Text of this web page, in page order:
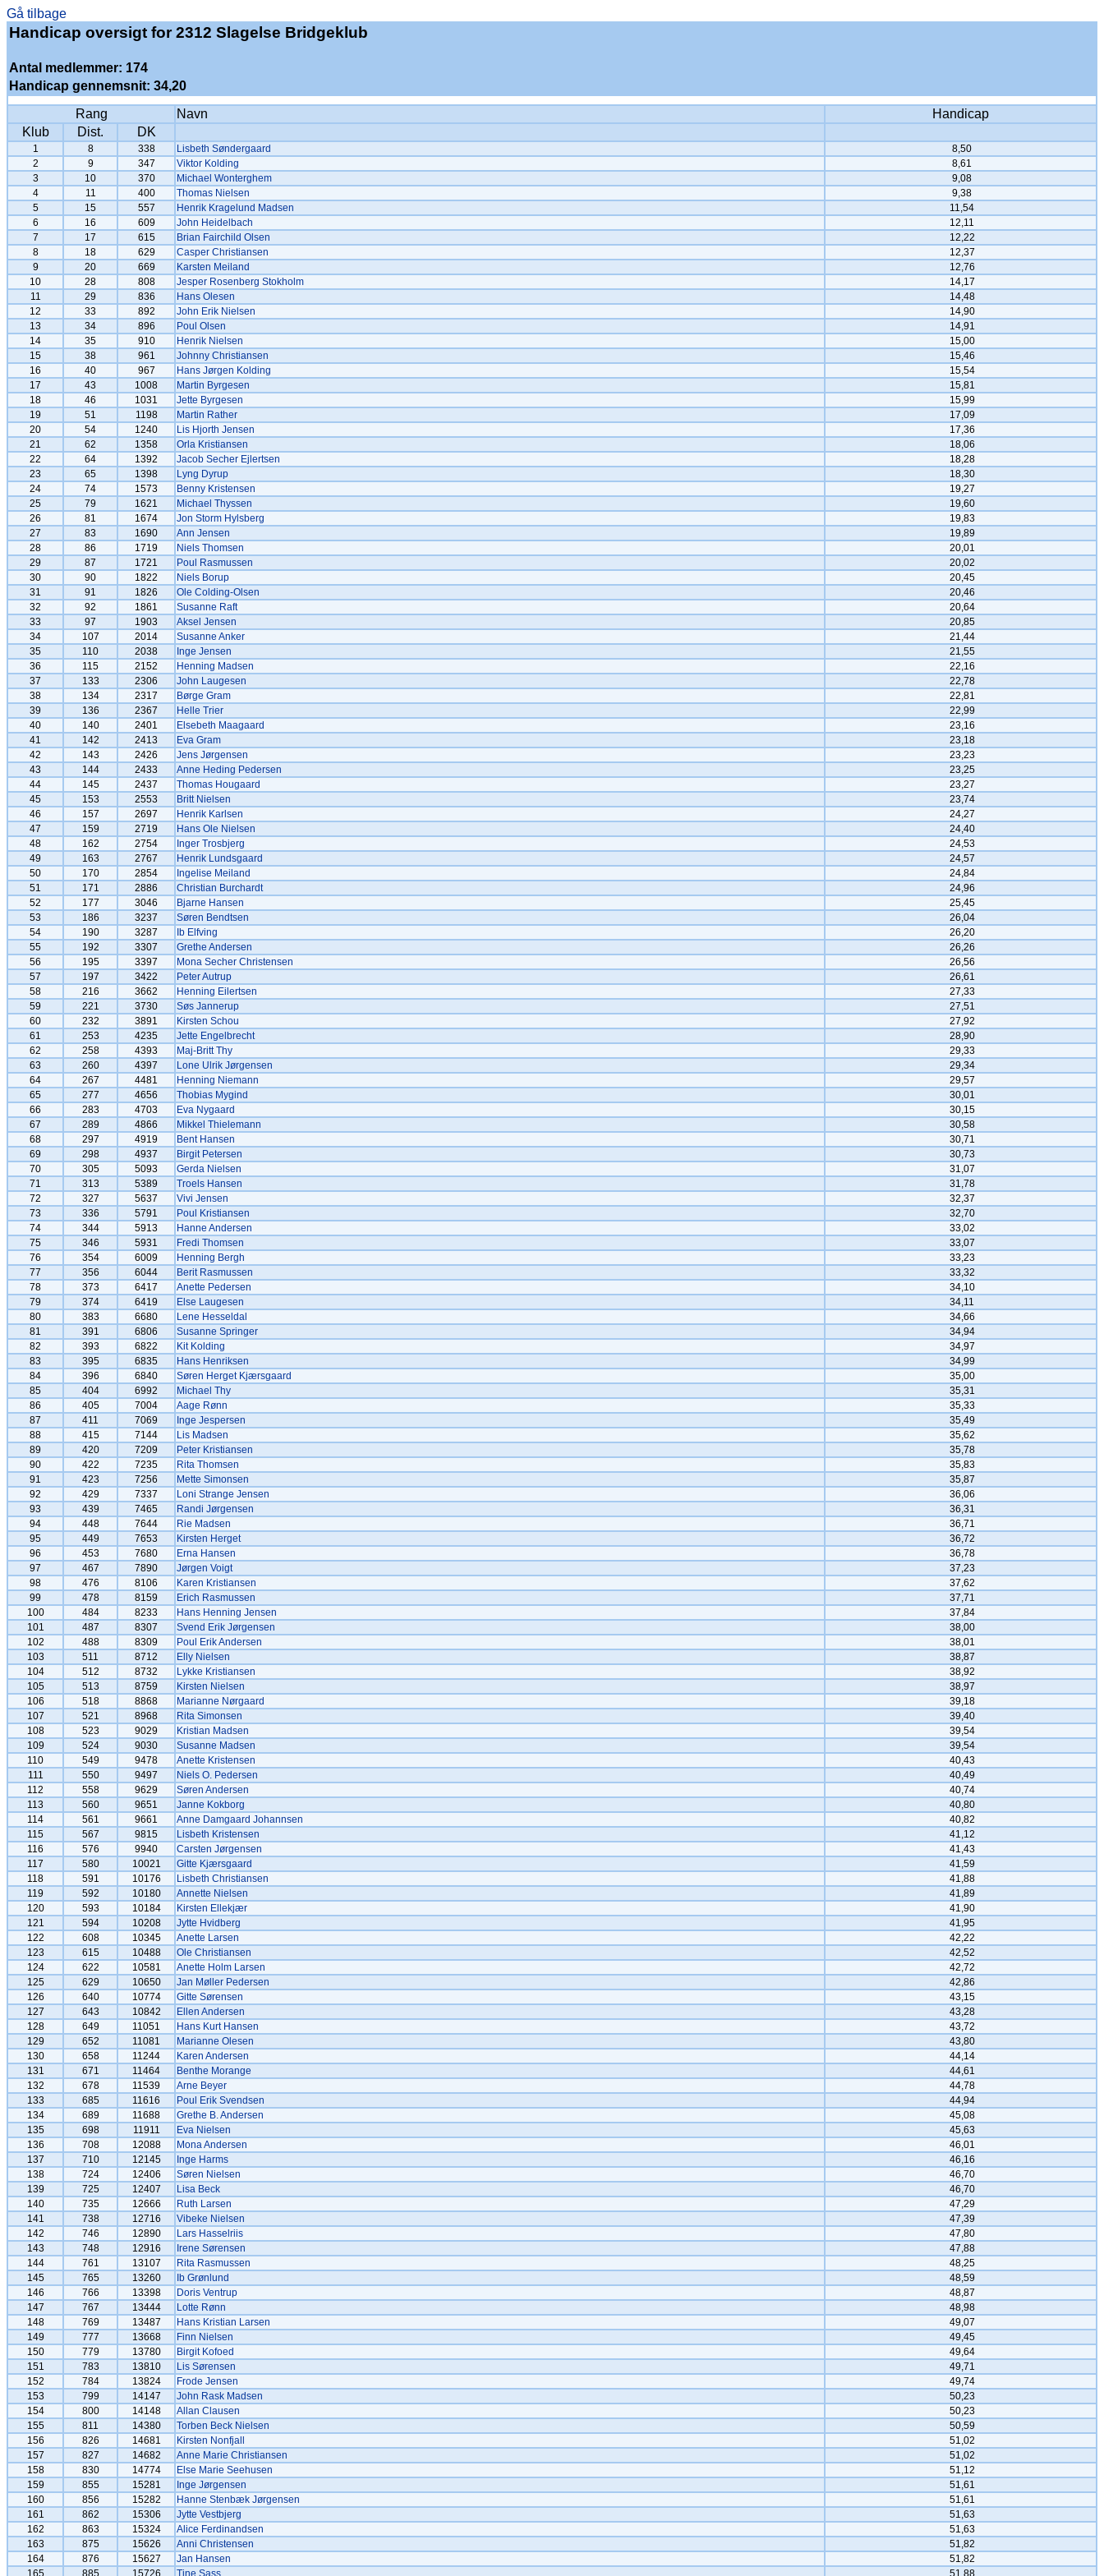
Gå tilbage
Handicap oversigt for 2312 Slagelse Bridgeklub
Antal medlemmer: 174
Handicap gennemsnit: 34,20
Rang
Navn
Handicap
Klub
Dist. DK
1 8 338 Lisbeth Søndergaard
8,50
2
9 347 Viktor Kolding
8,61
3
10 370 Michael Wonterghem
9,08
4
11 400 Thomas Nielsen
9,38
5
15 557 Henrik Kragelund Madsen
11,54
6
16 609 John Heidelbach
12,11
7
17 615 Brian Fairchild Olsen
12,22
8
18 629 Casper Christiansen
12,37
9
20 669 Karsten Meiland
12,76
10
28 808 Jesper Rosenberg Stokholm
14,17
11
29 836 Hans Olesen
14,48
12
33 892 John Erik Nielsen
14,90
13
34 896 Poul Olsen
14,91
14
35 910 Henrik Nielsen
15,00
15
38 961 Johnny Christiansen
15,46
16
40 967 Hans Jørgen Kolding
15,54
17
43 1008 Martin Byrgesen
15,81
18
46 1031 Jette Byrgesen
15,99
19
51 1198 Martin Rather
17,09
20
54 1240 Lis Hjorth Jensen
17,36
21
62 1358 Orla Kristiansen
18,06
22
64 1392 Jacob Secher Ejlertsen
18,28
23
65 1398 Lyng Dyrup
18,30
24
74 1573 Benny Kristensen
19,27
25
79 1621 Michael Thyssen
19,60
26
81 1674 Jon Storm Hylsberg
19,83
27
83 1690 Ann Jensen
19,89
28
86 1719 Niels Thomsen
20,01
29
87 1721 Poul Rasmussen
20,02
30
90 1822 Niels Borup
20,45
31
91 1826 Ole Colding-Olsen
20,46
32
92 1861 Susanne Raft
20,64
33
97 1903 Aksel Jensen
20,85
34
107 2014 Susanne Anker
21,44
35
110 2038 Inge Jensen
21,55
36
115 2152 Henning Madsen
22,16
37
133 2306 John Laugesen
22,78
38
134 2317 Børge Gram
22,81
39
136 2367 Helle Trier
22,99
40
140 2401 Elsebeth Maagaard
23,16
41
142 2413 Eva Gram
23,18
42
143 2426 Jens Jørgensen
23,23
43
144 2433 Anne Heding Pedersen
23,25
44
145 2437 Thomas Hougaard
23,27
45
153 2553 Britt Nielsen
23,74
46
157 2697 Henrik Karlsen
24,27
47
159 2719 Hans Ole Nielsen
24,40
48
162 2754 Inger Trosbjerg
24,53
49
163 2767 Henrik Lundsgaard
24,57
50
170 2854 Ingelise Meiland
24,84
51
171 2886 Christian Burchardt
24,96
52
177 3046 Bjarne Hansen
25,45
53
186 3237 Søren Bendtsen
26,04
54
190 3287 Ib Elfving
26,20
55
192 3307 Grethe Andersen
26,26
56
195 3397 Mona Secher Christensen
26,56
57
197 3422 Peter Autrup
26,61
58
216 3662 Henning Eilertsen
27,33
59
221 3730 Søs Jannerup
27,51
60
232 3891 Kirsten Schou
27,92
61
253 4235 Jette Engelbrecht
28,90
62
258 4393 Maj-Britt Thy
29,33
63
260 4397 Lone Ulrik Jørgensen
29,34
64
267 4481 Henning Niemann
29,57
65
277 4656 Thobias Mygind
30,01
66
283 4703 Eva Nygaard
30,15
67
289 4866 Mikkel Thielemann
30,58
68
297 4919 Bent Hansen
30,71
69
298 4937 Birgit Petersen
30,73
70
305 5093 Gerda Nielsen
31,07
71
313 5389 Troels Hansen
31,78
72
327 5637 Vivi Jensen
32,37
73
336 5791 Poul Kristiansen
32,70
74
344 5913 Hanne Andersen
33,02
75
346 5931 Fredi Thomsen
33,07
76
354 6009 Henning Bergh
33,23
77
356 6044 Berit Rasmussen
33,32
78
373 6417 Anette Pedersen
34,10
79
374 6419 Else Laugesen
34,11
80
383 6680 Lene Hesseldal
34,66
81
391 6806 Susanne Springer
34,94
82
393 6822 Kit Kolding
34,97
83
395 6835 Hans Henriksen
34,99
84
396 6840 Søren Herget Kjærsgaard
35,00
85
404 6992 Michael Thy
35,31
86
405 7004 Aage Rønn
35,33
87
411 7069 Inge Jespersen
35,49
88
415 7144 Lis Madsen
35,62
89
420 7209 Peter Kristiansen
35,78
90
422 7235 Rita Thomsen
35,83
91
423 7256 Mette Simonsen
35,87
92
429 7337 Loni Strange Jensen
36,06
93
439 7465 Randi Jørgensen
36,31
94
448 7644 Rie Madsen
36,71
95
449 7653 Kirsten Herget
36,72
96
453 7680 Erna Hansen
36,78
97
467 7890 Jørgen Voigt
37,23
98
476 8106 Karen Kristiansen
37,62
99
478 8159 Erich Rasmussen
37,71
100
484 8233 Hans Henning Jensen
37,84
101
487 8307 Svend Erik Jørgensen
38,00
102
488 8309 Poul Erik Andersen
38,01
103
511 8712 Elly Nielsen
38,87
104
512 8732 Lykke Kristiansen
38,92
105
513 8759 Kirsten Nielsen
38,97
106
518 8868 Marianne Nørgaard
39,18
107
521 8968 Rita Simonsen
39,40
108
523 9029 Kristian Madsen
39,54
109
524 9030 Susanne Madsen
39,54
110
549 9478 Anette Kristensen
40,43
111
550 9497 Niels O. Pedersen
40,49
112
558 9629 Søren Andersen
40,74
113
560 9651 Janne Kokborg
40,80
114
561 9661 Anne Damgaard Johannsen
40,82
115
567 9815 Lisbeth Kristensen
41,12
116
576 9940 Carsten Jørgensen
41,43
117
580 10021 Gitte Kjærsgaard
41,59
118
591 10176 Lisbeth Christiansen
41,88
119
592 10180 Annette Nielsen
41,89
120
593 10184 Kirsten Ellekjær
41,90
121
594 10208 Jytte Hvidberg
41,95
122
608 10345 Anette Larsen
42,22
123
615 10488 Ole Christiansen
42,52
124
622 10581 Anette Holm Larsen
42,72
125
629 10650 Jan Møller Pedersen
42,86
126
640 10774 Gitte Sørensen
43,15
127
643 10842 Ellen Andersen
43,28
128
649 11051 Hans Kurt Hansen
43,72
129
652 11081 Marianne Olesen
43,80
130
658 11244 Karen Andersen
44,14
131
671 11464 Benthe Morange
44,61
132
678 11539 Arne Beyer
44,78
133
685 11616 Poul Erik Svendsen
44,94
134
689 11688 Grethe B. Andersen
45,08
135
698 11911 Eva Nielsen
45,63
136
708 12088 Mona Andersen
46,01
137
710 12145 Inge Harms
46,16
138
724 12406 Søren Nielsen
46,70
139
725 12407 Lisa Beck
46,70
140
735 12666 Ruth Larsen
47,29
141
738 12716 Vibeke Nielsen
47,39
142
746 12890 Lars Hasselriis
47,80
143
748 12916 Irene Sørensen
47,88
144
761 13107 Rita Rasmussen
48,25
145
765 13260 Ib Grønlund
48,59
146
766 13398 Doris Ventrup
48,87
147
767 13444 Lotte Rønn
48,98
148
769 13487 Hans Kristian Larsen
49,07
149
777 13668 Finn Nielsen
49,45
150
779 13780 Birgit Kofoed
49,64
151
783 13810 Lis Sørensen
49,71
152
784 13824 Frode Jensen
49,74
153
799 14147 John Rask Madsen
50,23
154
800 14148 Allan Clausen
50,23
155
811 14380 Torben Beck Nielsen
50,59
156
826 14681 Kirsten Nonfjall
51,02
157
827 14682 Anne Marie Christiansen
51,02
158
830 14774 Else Marie Seehusen
51,12
159
855 15281 Inge Jørgensen
51,61
160
856 15282 Hanne Stenbæk Jørgensen
51,61
161
862 15306 Jytte Vestbjerg
51,63
162
863 15324 Alice Ferdinandsen
51,63
163
875 15626 Anni Christensen
51,82
164
876 15627 Jan Hansen
51,82
165
885 15726 Tine Sass 51,88